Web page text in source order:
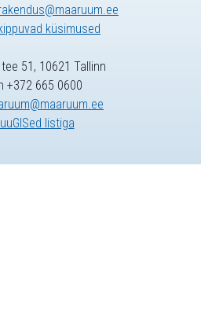
küsimused
51, 10621 Tallinn
+372 665 0600
listiga